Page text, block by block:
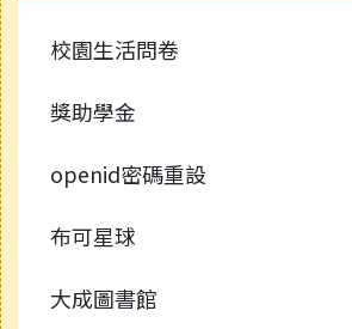
校園生活問卷
獎助學金
openid密碼重設
布可星球
大成圖書館